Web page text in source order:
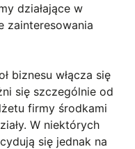
działające w
zainteresowania
biznesu włącza się
się szczególnie od
firmy środkami
W niektórych
się jednak na